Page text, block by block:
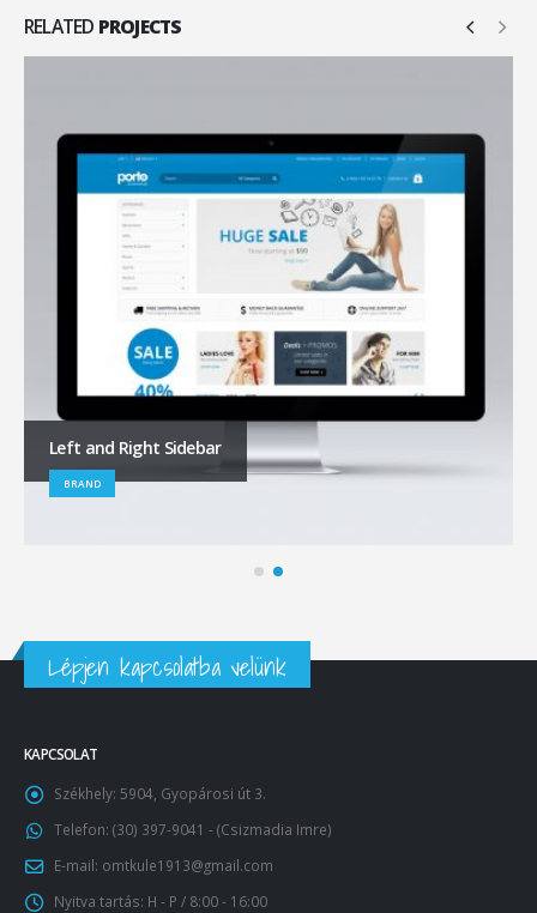
RELATED PROJECTS
Left and Right Sidebar
BRAND
Lépjen kapcsolatba velünk
KAPCSOLAT
Székhely: 5904, Gyopárosi út 3.
Telefon: (30) 397-9041 - (Csizmadia Imre)
E-mail: omtkule1913@gmail.com
Nyitva tartás: H - P / 8:00 - 16:00